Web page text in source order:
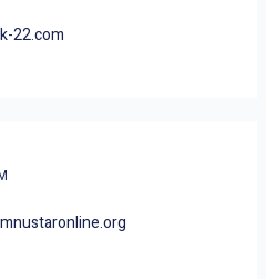
22.com